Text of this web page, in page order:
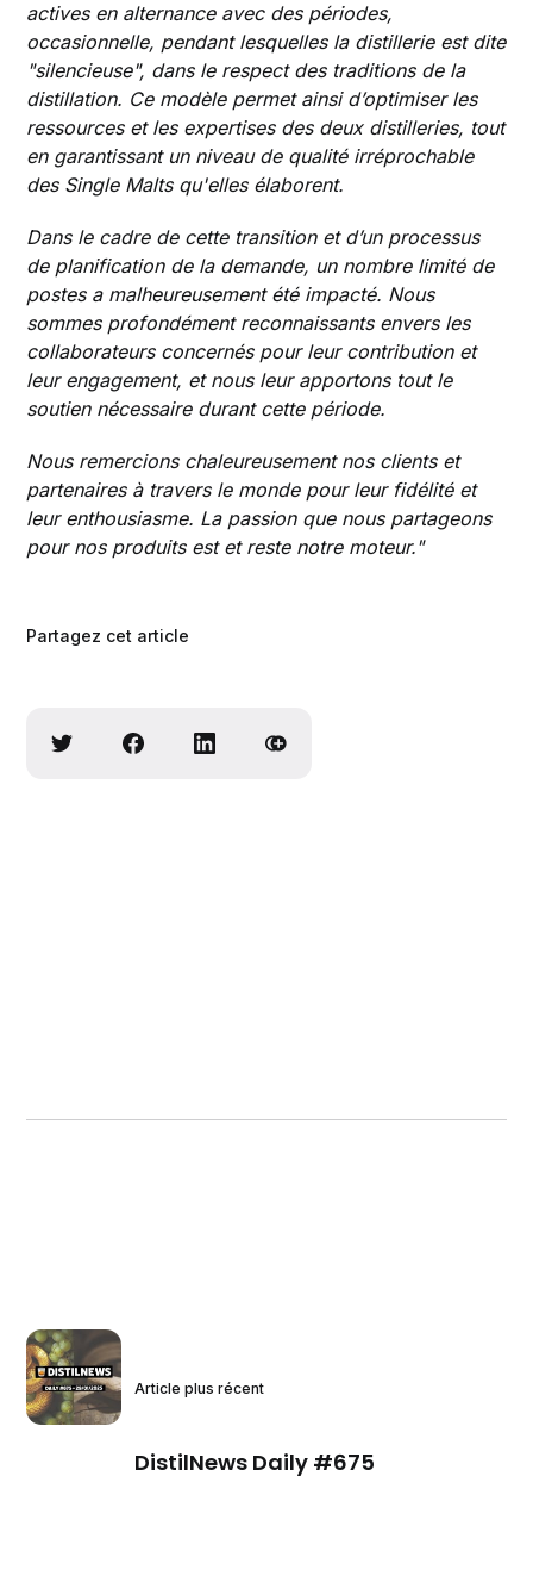
actives en alternance avec des périodes,
occasionnelle, pendant lesquelles la distillerie est dite
"silencieuse", dans le respect des traditions de la
distillation. Ce modèle permet ainsi d’optimiser les
ressources et les expertises des deux distilleries, tout
en garantissant un niveau de qualité irréprochable
des Single Malts qu'elles élaborent.
Dans le cadre de cette transition et d’un processus
de planification de la demande, un nombre limité de
postes a malheureusement été impacté. Nous
sommes profondément reconnaissants envers les
collaborateurs concernés pour leur contribution et
leur engagement, et nous leur apportons tout le
soutien nécessaire durant cette période.
Nous remercions chaleureusement nos clients et
partenaires à travers le monde pour leur fidélité et
leur enthousiasme. La passion que nous partageons
pour nos produits est et reste notre moteur."
Partagez cet article
Article plus récent
DistilNews Daily #675